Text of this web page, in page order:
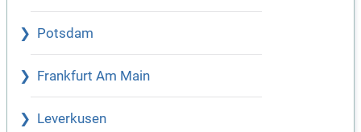
Potsdam
Frankfurt Am Main
Leverkusen